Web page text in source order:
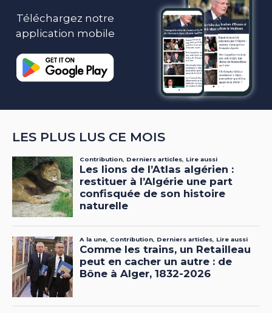
Téléchargez notre
application mobile
LES PLUS LUS CE MOIS